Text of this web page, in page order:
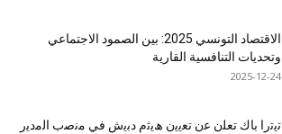
الاقتصاد التونسي 2025: بين الصمود الاجتماعي
وتحديات التنافسية القارية
2025-12-24
ﺗﯾﺗرا ﺑﺎك ﺗﻌﻠن ﻋن ﺗﻌﯾﯾن ھﯾﺛم دﺑﯾش ﻓﻲ ﻣﻧﺻب اﻟﻣدﯾر